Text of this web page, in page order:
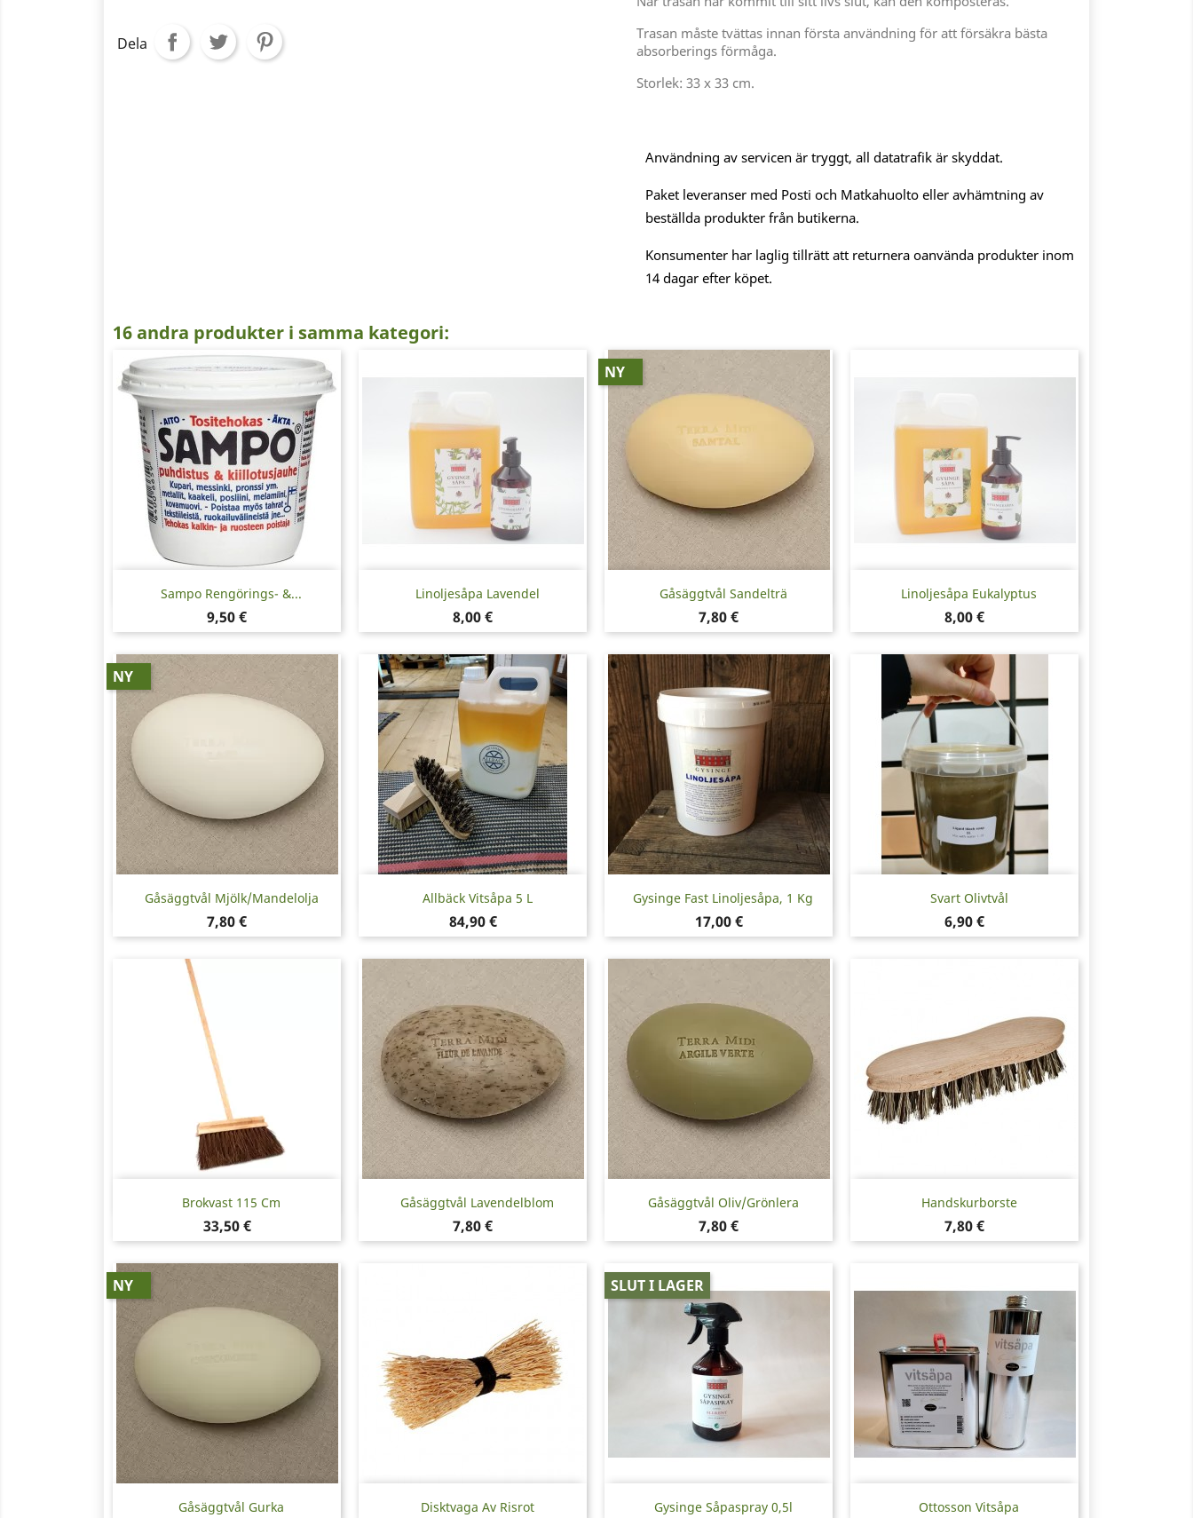
Dela
Trasan måste tvättas innan första användning för att försäkra bästa
absorberings förmåga.
Storlek: 33 x 33 cm.
Användning av servicen är tryggt, all datatrafik är skyddat.
Paket leveranser med Posti och Matkahuolto eller avhämtning av
beställda produkter från butikerna.
Konsumenter har laglig tillrätt att returnera oanvända produkter inom
14 dagar efter köpet.
16 andra produkter i samma kategori:
Sampo Rengörings- &...
Pris
9,50 €
Snabbvy Linoljesåpa Lavendel
Pris
8,00 €
Snabbvy Gåsäggtvål Sandelträ
Pris
7,80 €
NY
Snabbvy Linoljesåpa Eukalyptus
Pris
8,00 €
Snabbvy
Gåsäggtvål Mjölk/mandelolja
Pris
7,80 €
NY
Snabbvy Allbäck Vitsåpa 5 L
Pris
84,90 €
Snabbvy Gysinge Fast Linoljesåpa, 1 Kg
Pris
17,00 €
Snabbvy Svart Olivtvål
Pris
6,90 €
Snabbvy
Brokvast 115 Cm
Pris
33,50 €
Snabbvy Gåsäggtvål Lavendelblom
Pris
7,80 €
Snabbvy Gåsäggtvål Oliv/grönlera
Pris
7,80 €
Snabbvy Handskurborste
Pris
7,80 €
Snabbvy
Gåsäggtvål Gurka
NY
Snabbvy Disktvaga Av Risrot
Snabbvy Gysinge Såpaspray 0,5l
SLUT I LAGER
Snabbvy Ottosson Vitsåpa
Snabbvy